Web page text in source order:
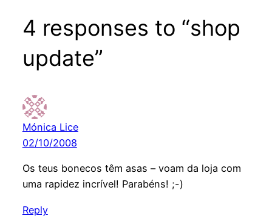
4 responses to “shop
update”
Mónica Lice
02/10/2008
Os teus bonecos têm asas – voam da loja com
uma rapidez incrível! Parabéns! ;-)
Reply